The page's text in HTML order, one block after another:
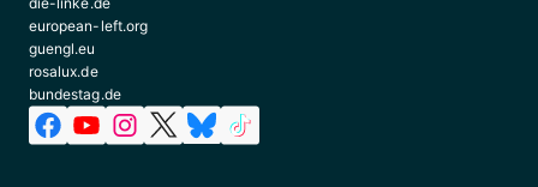
european-left.org
guengl.eu
rosalux.de
bundestag.de